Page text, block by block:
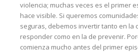
violencia; muchas veces es el primer
hace visible. Si queremos
seguras, debemos invertir tanto en la
responder como en la de prevenir.
comienza mucho antes del primer